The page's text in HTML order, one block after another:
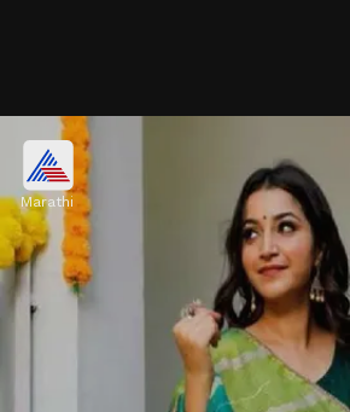
बांधणी वर्क असलेली
लहरियासोबत बांधणी वर्कचं कॉम्बिनेशन
सौंदर्य दाखवतं. ही डिझाइन खूपच
ही साडी नेसून तुम्ही एक युनिक एथनिक
Image credits: pinterest
Marathi